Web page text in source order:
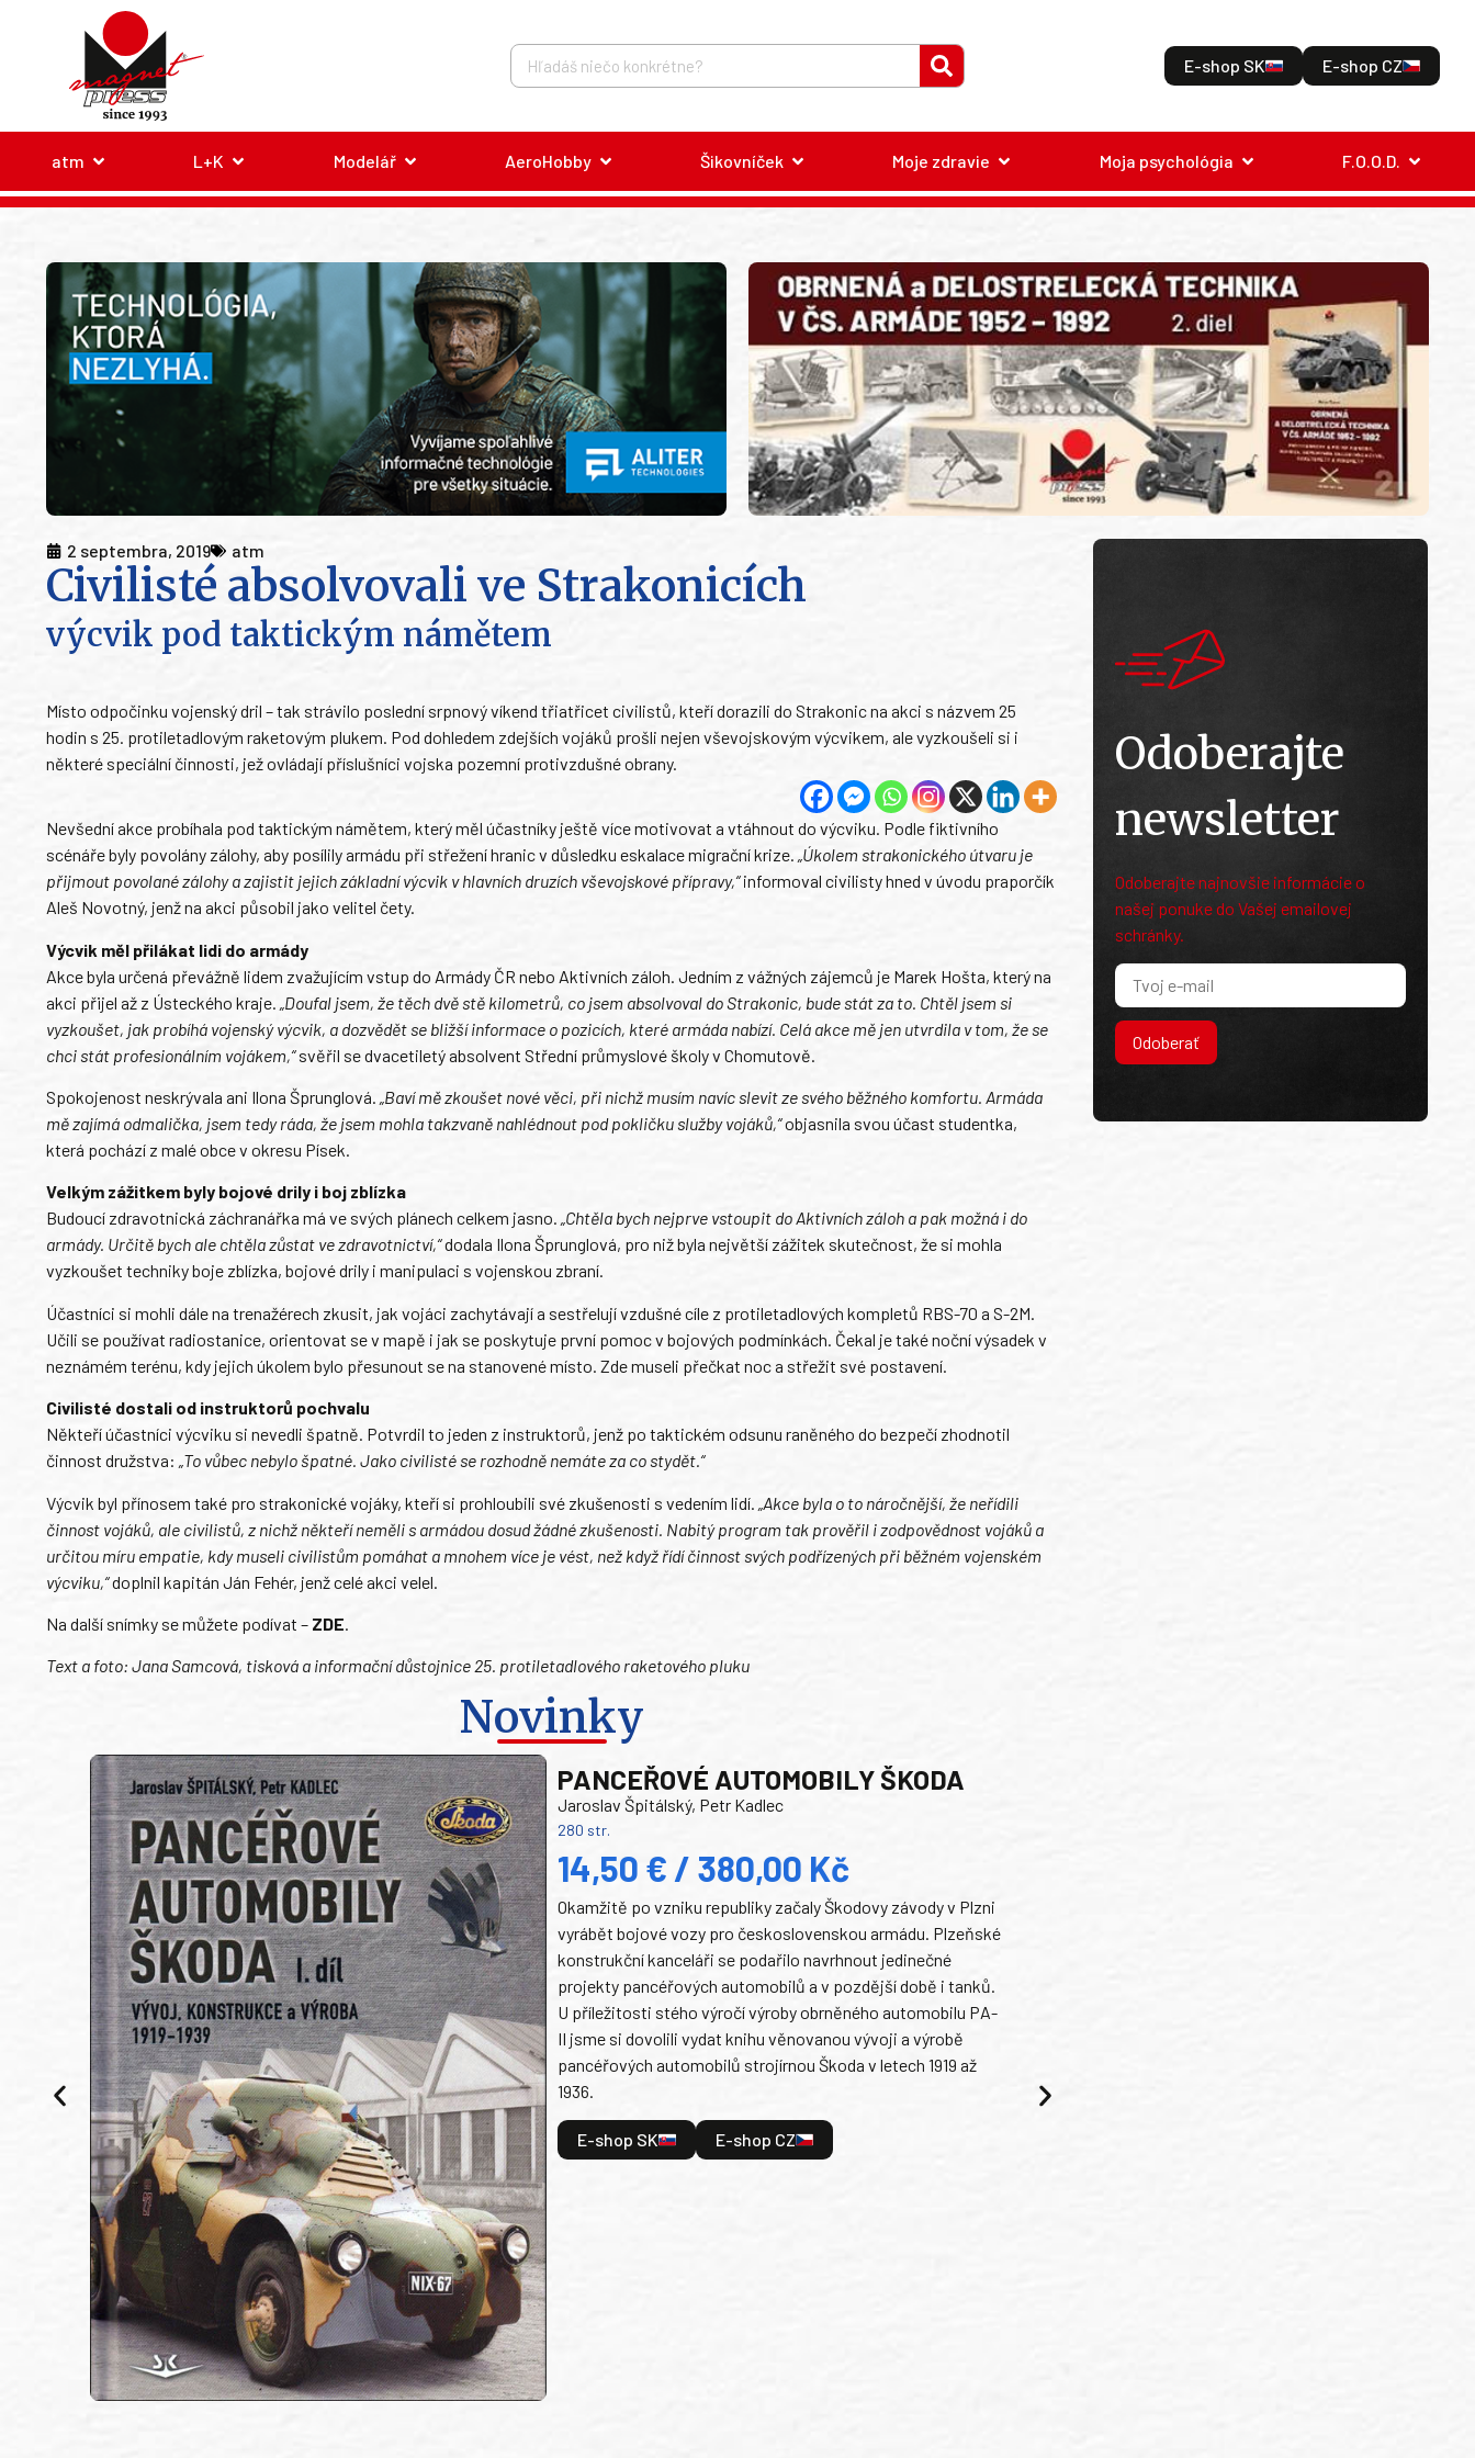
E-shop SK E-shop CZ
atm L+K Modelář AeroHobby Šikovníček Moje zdravie Moja psychológia F.O.O.D.
2 septembra, 2019 atm
Civilisté absolvovali ve Strakonicích
výcvik pod taktickým námětem
Místo odpočinku vojenský dril – tak strávilo poslední srpnový víkend třiatřicet civilistů, kteří dorazili do Strakonic na akci s názvem 25
hodin s 25. protiletadlovým raketovým plukem. Pod dohledem zdejších vojáků prošli nejen vševojskovým výcvikem, ale vyzkoušeli si i
některé speciální činnosti, jež ovládají příslušníci vojska pozemní protivzdušné obrany.
Nevšední akce probíhala pod taktickým námětem, který měl účastníky ještě více motivovat a vtáhnout do výcviku. Podle fiktivního
scénáře byly povolány zálohy, aby posílily armádu při střežení hranic v důsledku eskalace migrační krize. „Úkolem strakonického útvaru je
přijmout povolané zálohy a zajistit jejich základní výcvik v hlavních druzích vševojskové přípravy,“informoval civilisty hned v úvodu praporčík
Aleš Novotný, jenž na akci působil jako velitel čety.
Výcvik měl přilákat lidi do armády
Akce byla určená převážně lidem zvažujícím vstup do Armády ČR nebo Aktivních záloh. Jedním z vážných zájemců je Marek Hošta, který na
akci přijel až z Ústeckého kraje.
„Doufal jsem, že těch dvě stě kilometrů, co jsem absolvoval do Strakonic, bude stát za to. Chtěl jsem si
vyzkoušet, jak probíhá vojenský výcvik, a dozvědět se bližší informace o pozicích, které armáda nabízí. Celá akce mě jen utvrdila v tom, že se
chci stát profesionálním vojákem,“svěřil se dvacetiletý absolvent Střední průmyslové školy v Chomutově.
Spokojenost neskrývala ani Ilona Šprunglová. „Baví mě zkoušet nové věci, při nichž musím navíc slevit ze svého běžného komfortu. Armáda
mě zajímá odmalička, jsem tedy ráda, že jsem mohla takzvaně nahlédnout pod pokličku služby vojáků,“objasnila svou účast studentka,
která pochází z malé obce v okresu Písek.
Velkým zážitkem byly bojové drily i boj zblízka
Budoucí zdravotnická záchranářka má ve svých plánech celkem jasno. „Chtěla bych nejprve vstoupit do Aktivních záloh a pak možná i do
armády. Určitě bych ale chtěla zůstat ve zdravotnictví,“dodala Ilona Šprunglová, pro niž byla největší zážitek skutečnost, že si mohla
vyzkoušet techniky boje zblízka, bojové drily i manipulaci s vojenskou zbraní.
Účastníci si mohli dále na trenažérech zkusit, jak vojáci zachytávají a sestřelují vzdušné cíle z protiletadlových kompletů RBS-70 a S-2M.
Učili se používat radiostanice, orientovat se v mapě i jak se poskytuje první pomoc v bojových podmínkách. Čekal je také noční výsadek v
neznámém terénu, kdy jejich úkolem bylo přesunout se na stanovené místo. Zde museli přečkat noc a střežit své postavení.
Civilisté dostali od instruktorů pochvalu
Někteří účastníci výcviku si nevedli špatně. Potvrdil to jeden z instruktorů, jenž po taktickém odsunu raněného do bezpečí zhodnotil
činnost družstva: „To vůbec nebylo špatné. Jako civilisté se rozhodně nemáte za co stydět.“
Výcvik byl přínosem také pro strakonické vojáky, kteří si prohloubili své zkušenosti s vedením lidí.
„Akce byla o to náročnější, že neřídili
činnost vojáků, ale civilistů, z nichž někteří neměli s armádou dosud žádné zkušenosti. Nabitý program tak prověřil i zodpovědnost vojáků a
určitou míru empatie, kdy museli civilistům pomáhat a mnohem více je vést, než když řídí činnost svých podřízených při běžném vojenském
výcviku,“doplnil kapitán Ján Fehér, jenž celé akci velel.
Na další snímky se můžete podívat – ZDE.
Text a foto: Jana Samcová, tisková a informační důstojnice 25. protiletadlového raketového pluku
Novinky
PANCEŘOVÉ AUTOMOBILY ŠKODA
Jaroslav Špitálský, Petr Kadlec
280 str.
14,50 € / 380,00 Kč
Okamžitě po vzniku republiky začaly Škodovy závody v Plzni
vyrábět bojové vozy pro československou armádu. Plzeňské
konstrukční kanceláři se podařilo navrhnout jedinečné
projekty pancéřových automobilů a v pozdější době i tanků.
U příležitosti stého výročí výroby obrněného automobilu PA-
II jsme si dovolili vydat knihu věnovanou vývoji a výrobě
pancéřových automobilů strojírnou Škoda v letech 1919 až
1936.
E-shop SK E-shop CZ
Odoberajte
newsletter
Odoberajte najnovšie informácie o
našej ponuke do Vašej emailovej
schránky.
Odoberať